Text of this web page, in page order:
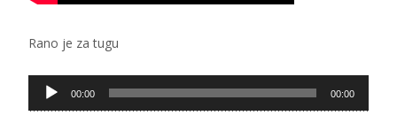
Rano je za tugu
Pregledač
zvučnih
00:00 00:00